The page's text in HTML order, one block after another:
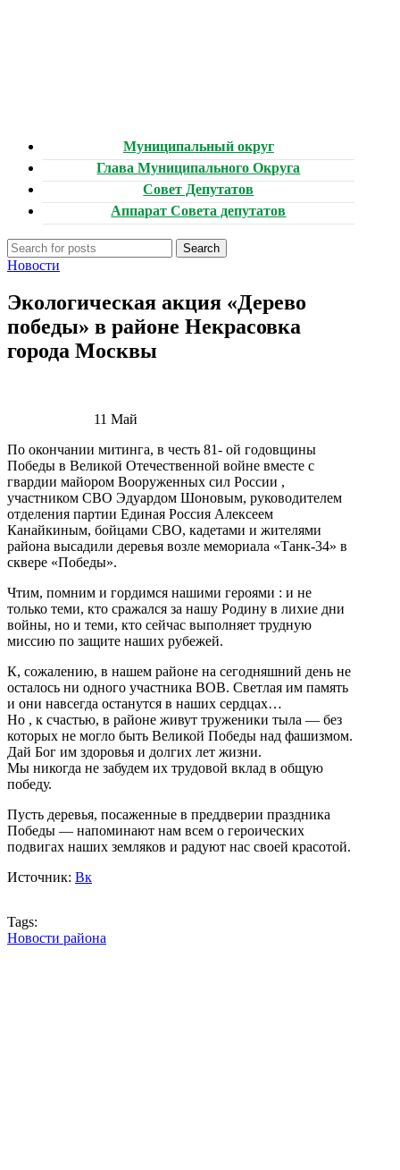
Муниципальный округ
Глава Муниципального Округа
Совет Депутатов
Аппарат Совета депутатов
Search
Новости
Экологическая акция «Дерево
победы» в районе Некрасовка
города Москвы
11Май
По окончании митинга, в честь 81- ой годовщины
Победы в Великой Отечественной войне вместе с
гвардии майором Вооруженных сил России ,
участником СВО Эдуардом Шоновым, руководителем
отделения партии Единая Россия Алексеем
Канайкиным, бойцами СВО, кадетами и жителями
района высадили деревья возле мемориала «Танк-34» в
сквере «Победы».
Чтим, помним и гордимся нашими героями : и не
только теми, кто сражался за нашу Родину в лихие дни
войны, но и теми, кто сейчас выполняет трудную
миссию по защите наших рубежей.
К, сожалению, в нашем районе на сегодняшний день не
осталось ни одного участника ВОВ. Светлая им память
и они навсегда останутся в наших сердцах…
Но , к счастью, в районе живут труженики тыла — без
которых не могло быть Великой Победы над фашизмом.
Дай Бог им здоровья и долгих лет жизни.
Мы никогда не забудем их трудовой вклад в общую
победу.
Пусть деревья, посаженные в преддверии праздника
Победы — напоминают нам всем о героических
подвигах наших земляков и радуют нас своей красотой.
Источник: Вк
Tags:
Новости района